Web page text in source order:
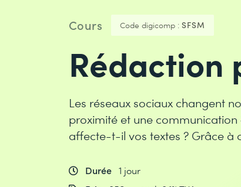
Cours Code digicomp : SFSM
Rédaction
Les réseaux sociaux changent
proximité et une
affecte-t-il vos textes ? Grâce à
Durée 1 jour